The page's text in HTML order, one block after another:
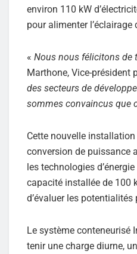
environ 110 kW
pour alimenter
« Nous nous félicitons de
Marthone, Vice-président
des secteurs de
sommes convaincus que
Cette nouvelle installation
conversion de puissance
les technologies
capacité installée de 100
d’évaluer les
Le système conteneurisé
tenir une charge diurne,